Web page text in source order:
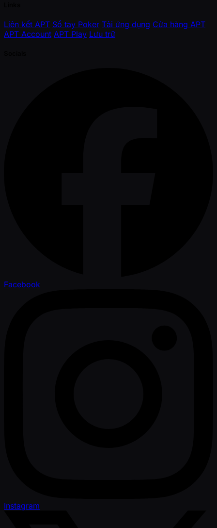
Liên kết APT Sổ tay Poker Tải ứng dụng Cửa hàng APT
APT Account APT Play Lưu trữ
Facebook
Instagram